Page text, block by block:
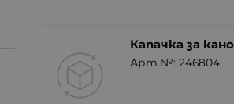
Капачка за
Арт.№: 246804